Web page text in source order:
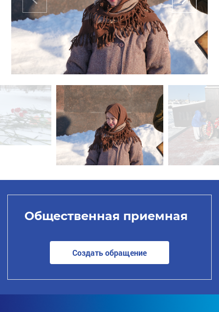
Общественная приемная
Создать обращение